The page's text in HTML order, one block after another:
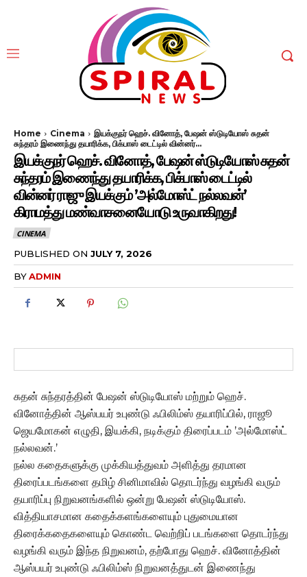
Home Cinema
இயக்குநர் ஹெச். வினோத், பேஷன் ஸ்டுடியோஸ் சுதன்
சுந்தரம் இணைந்து தயாரிக்க, பிக்பாஸ் டைட்டில் வின்னர்...
இயக்குநர் ஹெச். வினோத், பேஷன் ஸ்டுடியோஸ் சுதன்
சுந்தரம் இணைந்து தயாரிக்க, பிக்பாஸ் டைட்டில்
வின்னர் ராஜு இயக்கும் ’அல்மோஸ்ட் நல்லவன்’
கிராமத்து மண்வாசனையோடு உருவாகிறது!
CINEMA
PUBLISHED ON JULY 7, 2026
BYADMIN
சுதன் சுந்தரத்தின் பேஷன் ஸ்டுடியோஸ் மற்றும் ஹெச்.
வினோத்தின் ஆஸ்பயர் உபுண்டு ஃபிலிம்ஸ் தயாரிப்பில், ராஜூ
ஜெயமோகன் எழுதி, இயக்கி, நடிக்கும் திரைப்படம் ’அல்மோஸ்ட்
நல்லவன்.’
நல்ல கதைகளுக்கு முக்கியத்துவம் அளித்து தரமான
திரைப்படங்களை தமிழ் சினிமாவில் தொடர்ந்து வழங்கி வரும்
தயாரிப்பு நிறுவனங்களில் ஒன்று பேஷன் ஸ்டுடியோஸ்.
வித்தியாசமான கதைக்களங்களையும் புதுமையான
திரைக்கதைகளையும் கொண்ட வெற்றிப் படங்களை தொடர்ந்து
வழங்கி வரும் இந்த நிறுவனம், தற்போது ஹெச். வினோத்தின்
ஆஸ்பயர் உபுண்டு ஃபிலிம்ஸ் நிறுவனத்துடன் இணைந்து